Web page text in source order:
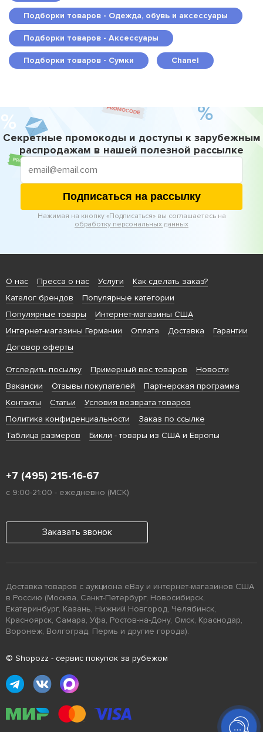
Подборки товаров - Одежда, обувь и аксессуары
Подборки товаров - Аксессуары
Подборки товаров - Сумки Chanel
Секретные промокоды и доступы к зарубежным
распродажам в нашей полезной рассылке
Подписаться на рассылку
Нажимая на кнопку «Подписаться» вы соглашаетесь на
обработку персональных данных
О нас Пресса о нас Услуги
Как сделать заказ?
Каталог брендов
Популярные категории
Популярные товары
Интернет-магазины США
Интернет-магазины Германии
Оплата Доставка
Гарантии
Договор оферты
Отследить посылку Примерный вес товаров
Новости
Вакансии
Отзывы покупателей
Партнерская программа
Контакты
Статьи
Условия возврата товаров
Политика конфиденциальности
Заказ по ссылке
Таблица размеров
Бикли - товары из США и Европы
+7 (495) 215-16-67
с 9:00-21:00 - ежедневно (МСК)
Заказать звонок
Доставка товаров с аукциона eBay и интернет-магазинов США
в Россию (Москва, Санкт-Петербург, Новосибирск,
Екатеринбург, Казань, Нижний Новгород, Челябинск,
Красноярск, Самара, Уфа, Ростов-на-Дону, Омск, Краснодар,
Воронеж, Волгоград, Пермь и другие города).
© Shopozz - сервис покупок за рубежом